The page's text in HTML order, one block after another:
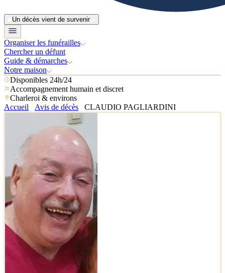
Un décès vient de survenir
Organiser les funérailles
Chercher un défunt
Guide & démarches
Notre maison
Disponibles 24h/24
Accompagnement humain et discret
Charleroi & environs
Accueil
Avis de décès CLAUDIO PAGLIARDINI